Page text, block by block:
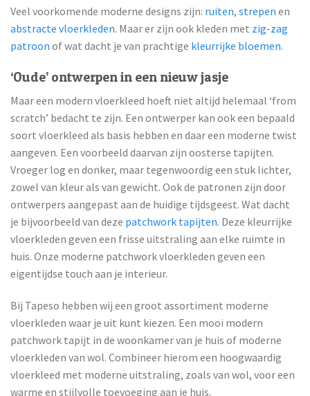
Veel voorkomende moderne designs zijn: ruiten, strepen en
abstracte vloerkleden. Maar er zijn ook kleden met zig-zag
patroon of wat dacht je van prachtige kleurrijke bloemen.
‘Oude’ ontwerpen in een nieuw jasje
Maar een modern vloerkleed hoeft niet altijd helemaal ‘from
scratch’ bedacht te zijn. Een ontwerper kan ook een bepaald
soort vloerkleed als basis hebben en daar een moderne twist
aangeven. Een voorbeeld daarvan zijn oosterse tapijten.
Vroeger log en donker, maar tegenwoordig een stuk lichter,
zowel van kleur als van gewicht. Ook de patronen zijn door
ontwerpers aangepast aan de huidige tijdsgeest. Wat dacht
je bijvoorbeeld van deze patchwork tapijten. Deze kleurrijke
vloerkleden geven een frisse uitstraling aan elke ruimte in
huis. Onze moderne patchwork vloerkleden geven een
eigentijdse touch aan je interieur.
Bij Tapeso hebben wij een groot assortiment moderne
vloerkleden waar je uit kunt kiezen. Een mooi modern
patchwork tapijt in de woonkamer van je huis of moderne
vloerkleden van wol. Combineer hierom een hoogwaardig
vloerkleed met moderne uitstraling, zoals van wol, voor een
warme en stijlvolle toevoeging aan je huis.